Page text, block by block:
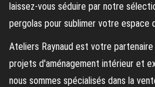
laissez-vous séduire par notre
pergolas pour sublimer votre espace
Ateliers Raynaud est votre
projets d'aménagement intérieur et
nous sommes spécialisés dans la